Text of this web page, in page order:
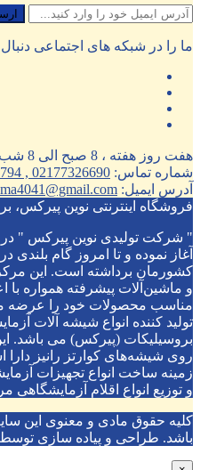
ما را در شبکه های اجتماعی دنبال
هفت روز هفته ، 8 صبح الی 8 شب پاسخگوی شما هستیم.
شماره تماس: 02177326690 , 02177326794 , 09122868752
آدرس ایمیل:
فروشگاه اینترنتی نوین پیرکس،
آغاز نموده و تا امروز گام
کشورمان برداشته است. این مرکز
و ماشین‌آلات پیشرفته همواره با
مناسب محصولات خود را عرضه
تولید کننده انواع شیشه آلات
بروسیلیکات (پیرکس) می باشد.
روی شیشه‌های کوارتز رانیز
زمینه ساخت انواع تجهیزات
و توزیع انواع اقلام
کلیه حقوق مادی و معنوی این
باشد. طراحی و پیاده سازی